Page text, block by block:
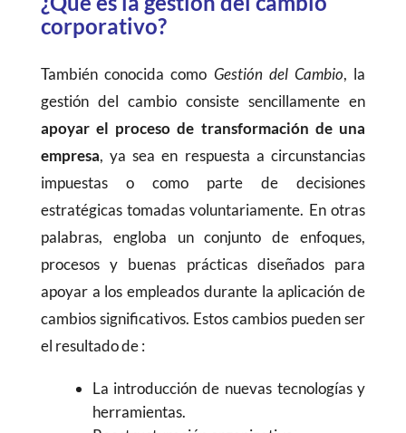
corporativo?
También conocida como Gestión del Cambio, la
gestión del cambio consiste sencillamente en
apoyar el proceso de transformación de una
empresa, ya sea en respuesta a circunstancias
impuestas o como parte de decisiones
estratégicas tomadas voluntariamente. En otras
palabras, engloba un conjunto de enfoques,
procesos y buenas prácticas diseñados para
apoyar a los empleados durante la aplicación de
cambios significativos. Estos cambios pueden ser
el resultado de :
La introducción de nuevas tecnologías y
herramientas.